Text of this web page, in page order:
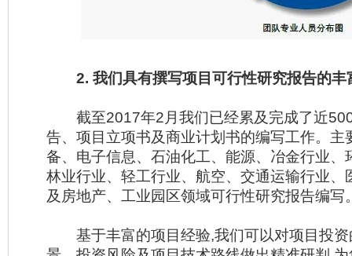
2. 我们具有撰写项目可行性研究报告的丰
截至2017年2月我们已经累及完成了近
告、项目立项书及商业计划书的编写工作。主
备、电子信息、石油化工、能源、冶金行业、
林业行业、轻工行业、航空、交通运输行业、
及房地产、工业园区领域可行性研究报告编写
基于丰富的项目经验,我们可以对项目投资